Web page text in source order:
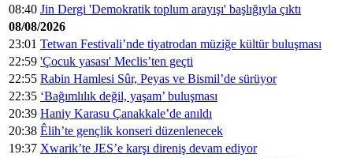
08:40 Jin Dergi 'Demokratik toplum arayışı' başlığıyla çıktı
08/08/2026
23:01 Tetwan Festivali’nde tiyatrodan müziğe kültür buluşması
22:59 'Çocuk yasası' Meclis’ten geçti
22:55 Rabin Hamlesi Sûr, Peyas ve Bismil’de sürüyor
22:35 ‘Bağımlılık değil, yaşam’ buluşması
20:39 Haniy Karasu Çanakkale’de anıldı
20:38 Êlih’te gençlik konseri düzenlenecek
19:37 Xwarik’te JES’e karşı direniş devam ediyor